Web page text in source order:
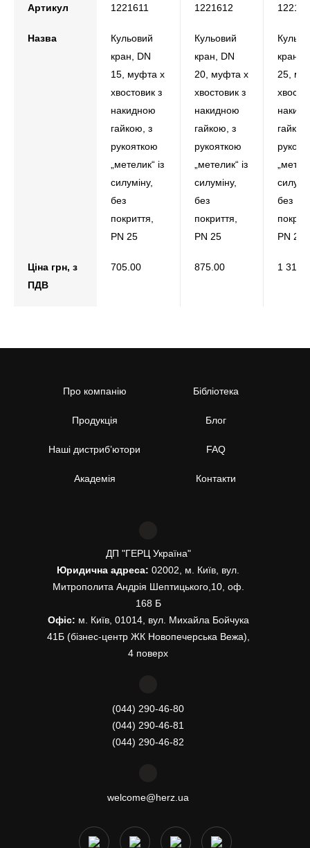
Артикул 1221611 1221612
Назва
Кульовий
кран, DN
15, муфта х
хвостовик з
накидною
гайкою, з
рукояткою
„метелик“ із
силуміну,
без
покриття,
РN 25
Кульовий
кран, DN
20, муфта х
хвостовик з
накидною
гайкою, з
рукояткою
„метелик“ із
силуміну,
без
покриття,
РN 25
кран,
25,
без
РN 25
Ціна грн, з
ПДВ
705.00 875.00 1
Про компанію
Продукція
Наші дистриб’ютори
Академія
Бібліотека
Блог
FAQ
Контакти
ДП "ГЕРЦ Україна"
Юридична адреса: 02002, м. Київ, вул.
Митрополита Андрія Шептицького,10, оф.
168 Б
Офіс: м. Київ, 01014, вул. Михайла Бойчука
41Б (бізнес-центр ЖК Новопечерська Вежа),
4 поверх
(044) 290-46-80
(044) 290-46-81
(044) 290-46-82
welcome@herz.ua